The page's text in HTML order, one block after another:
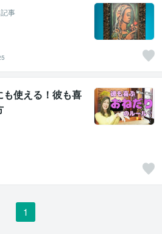
記事
使える！彼も喜
1